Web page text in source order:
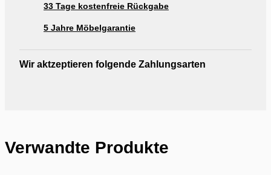
33 Tage kostenfreie Rückgabe
5 Jahre Möbelgarantie
Wir aktzeptieren folgende Zahlungsarten
Verwandte Produkte